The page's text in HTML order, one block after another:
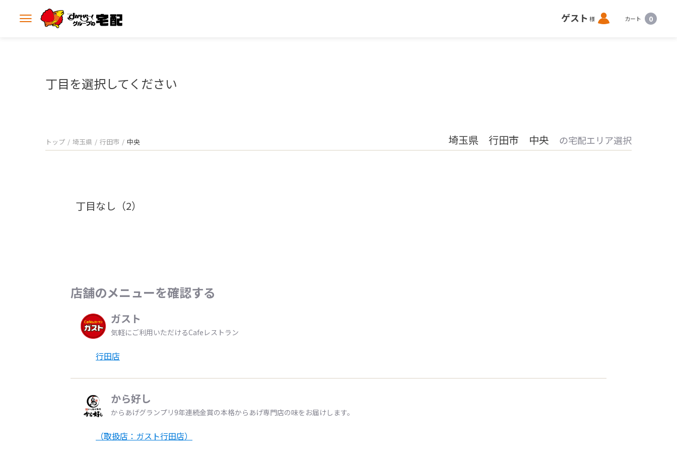
メ
ゲスト 様 ロ
グ
カート 0
丁目を選択してください
トップ 埼玉県 行田市 中央 埼玉県 行田市 中央 の宅配エリア選択
丁目なし（2）
店舗のメニューを確認する
ガスト
気軽にご利用いただけるCafeレストラン
行田店
から好し
からあげグランプリ9年連続金賞の本格からあげ専門店の味をお届けします。
（取扱店：ガスト行田店）